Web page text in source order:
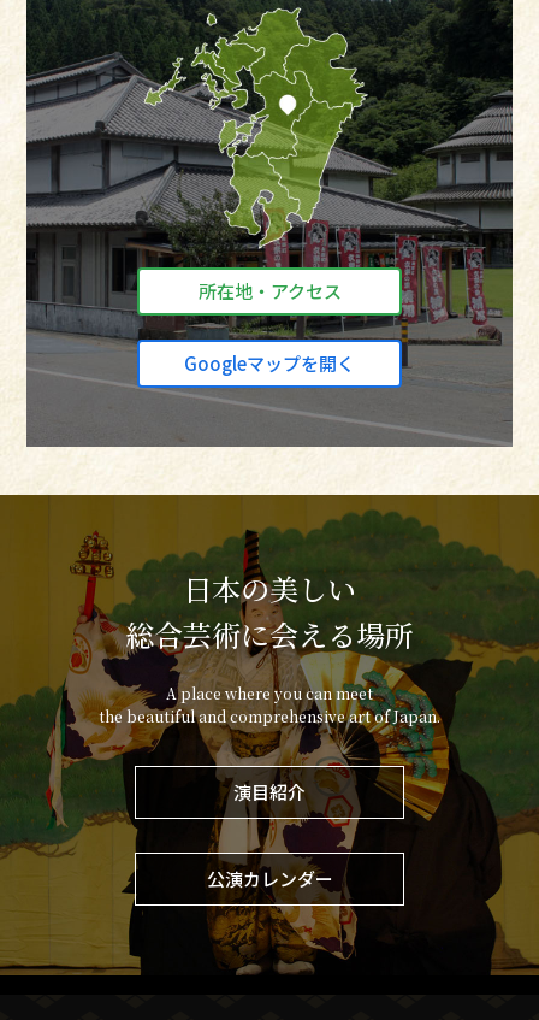
所在地・アクセス
Googleマップを開く
日本の美しい
総合芸術に会える場所
A place where you can meet
the beautiful and comprehensive art of Japan.
演目紹介
公演カレンダー